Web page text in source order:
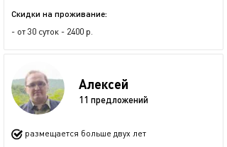
Скидки на проживание:
- от 30 суток - 2400 р.
Алексей
11 предложений
размещается больше двух лет